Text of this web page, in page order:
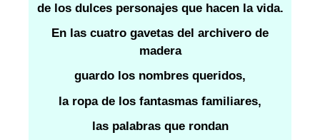
de los dulces personajes que hacen la vida.
En las cuatro gavetas del archivero de
madera
guardo los nombres queridos,
la ropa de los fantasmas familiares,
las palabras que rondan